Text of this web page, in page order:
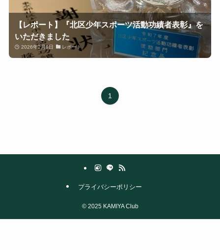
【レポート】『北区少年スポーツ活動功績者表彰』を
いただきました
2026年2月9日 レポート
1
プライバシーポリシー
©2025 KAMIYA Club